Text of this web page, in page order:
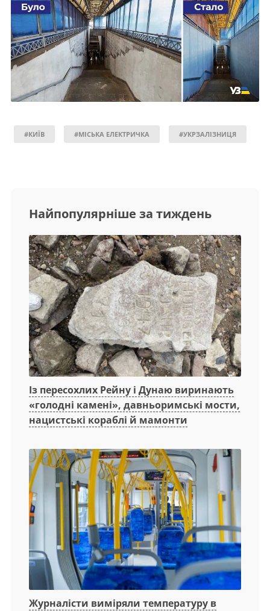
#КИЇВ #МІСЬКА ЕЛЕКТРИЧКА #УКРЗАЛІЗНИЦЯ
Найпопулярніше за тиждень
Із пересохлих Рейну і Дунаю виринають
«голодні камені», давньоримські мости,
нацистські кораблі й мамонти
Журналісти виміряли температуру в